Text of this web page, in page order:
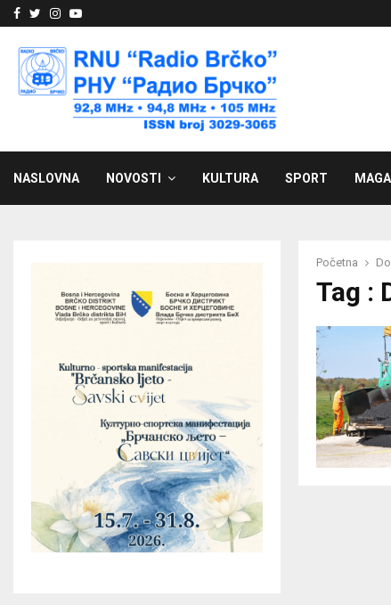
Facebook
Twitter
Instagram
Youtube
NASLOVNA NOVOSTI KULTURA SPORT
Početna
Tag :